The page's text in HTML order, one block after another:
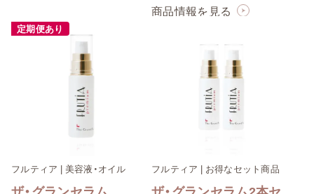
商品情報を見る
定期便あり
フルティア | 美容液・オイル フルティア | お得なセット商品